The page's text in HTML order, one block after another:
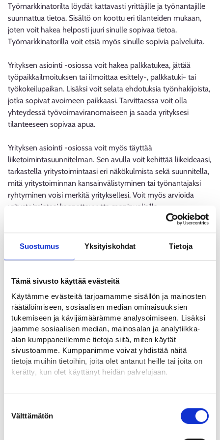
Suostumus Yksityiskohdat Tietoja
Tämä sivusto käyttää evästeitä
Käytämme evästeitä tarjoamamme sisällön ja mainosten
räätälöimiseen, sosiaalisen median ominaisuuksien
tukemiseen ja kävijämäärämme analysoimiseen. Lisäksi
jaamme sosiaalisen median, mainosalan ja analytiikka-
alan kumppaneillemme tietoja siitä, miten käytät
sivustoamme. Kumppanimme voivat yhdistää näitä
tietoja muihin tietoihin, joita olet antanut heille tai joita on
kerätty, kun olet käyttänyt heidän palvelujaan.
Löydät tietoa evästeiden käyttötarkoituksista
Lue tarkemmin
valinta
Välttämätön
Työmarkkinatorilta löydät kattavasti yrittäjille ja työnantajille
suunnattua tietoa. Sisältö on koottu eri tilanteiden mukaan,
joten voit hakea helposti juuri sinulle sopivaa tietoa.
Työmarkkinatorilla voit etsiä myös sinulle sopivia palveluita.
Yrityksen asiointi -osiossa voit hakea palkkatukea, jättää
työpaikkailmoituksen tai ilmoittaa esittely-, palkkatuki- tai
työkokeilupaikan. Lisäksi voit selata ehdotuksia työnhakijoista,
jotka sopivat avoimeen paikkaasi. Tarvittaessa voit olla
yhteydessä työvoimaviranomaiseen ja saada yrityksesi
tilanteeseen sopivaa apua.
Yrityksen asiointi -osiossa voit myös täyttää
liiketoimintasuunnitelman. Sen avulla voit kehittää liikeideaasi,
tarkastella yritystoimintaasi eri näkökulmista sekä suunnitella,
mitä yritystoiminnan kansainvälistyminen tai työnantajaksi
ryhtyminen voisi merkitä yrityksellesi. Voit myös arvioida
yritystoimintasi kannattavuutta monipuolisilla
Yrittäjyystestit ovat kevyt tapa tutkia oman liikeideasi
valmiutta, soveltuvuuttasi yrittäjäksi tai toimivan yrityksen
kirjautumista, ja saat ladattua tulokset helposti itsellesi.
Lisäksi löydät Työmarkkinatorilta yrittäjille ja työnantajille
suunnattujen neuvontapalveluiden yhteystiedot. Näitä
palveluita ovat Yritys-Suomi-neuvonta, Yrittäjän talousapu -
neuvonta ja Work in Finland -kansainvälisen rekrytoinnin
työnantajaneuvonta.
Olitpa aloittamassa yritystoimintaa, rekrytoimassa tai
sinulle käytännön apua ja asiantuntevaa neuvontaa.
Lue lisää